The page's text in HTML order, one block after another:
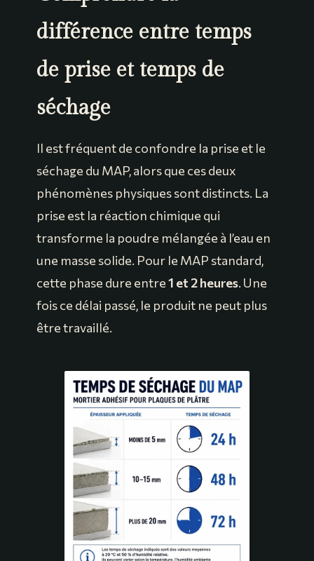
différence entre temps
de prise et temps de
séchage
Il est fréquent de confondre la prise et le
séchage du MAP, alors que ces deux
phénomènes physiques sont distincts. La
prise est la réaction chimique qui
transforme la poudre mélangée à l’eau en
une masse solide. Pour le MAP standard,
cette phase dure entre1 et 2 heures. Une
fois ce délai passé, le produit ne peut plus
être travaillé.